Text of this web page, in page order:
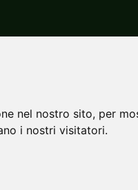
nel nostro sito, per
i nostri visitatori.